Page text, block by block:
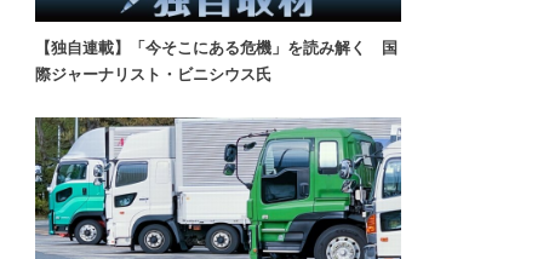
【独自連載】「今そこにある危機」を読み解く 国
際ジャーナリスト・ビニシウス氏